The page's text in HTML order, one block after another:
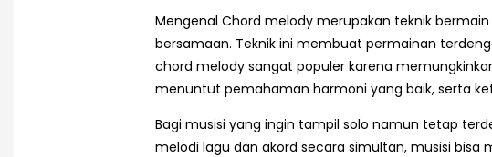
Mengenal Chord melody merupakan teknik
bersamaan. Teknik ini membuat permainan
chord melody sangat populer karena
menuntut pemahaman harmoni yang baik, serta
Bagi musisi yang ingin tampil solo namun tetap
melodi lagu dan akord secara simultan, musisi